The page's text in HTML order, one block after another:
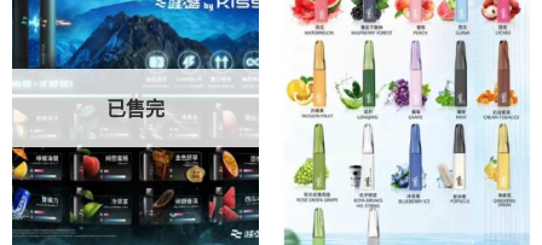
Add to
wishlist
已售完
Add to
wishlist